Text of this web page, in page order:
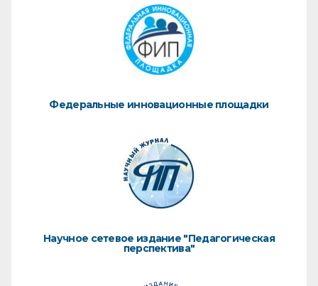
Федеральные инновационные площадки
Научное сетевое издание "Педагогическая
перспектива"